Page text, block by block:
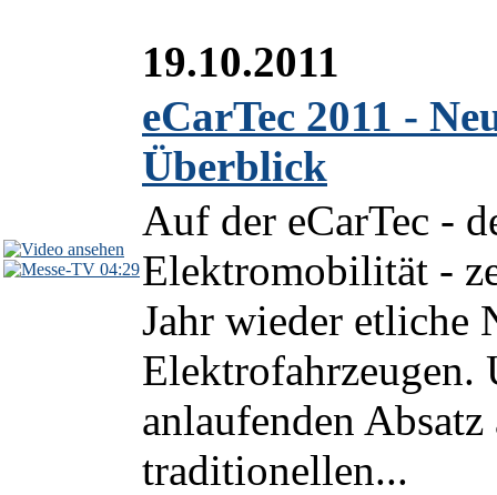
04:29
19.10.2011
eCarTec 2011 -
Überblick
Auf der eCarTec -
Elektromobilität -
Jahr wieder etliche
Elektrofahrzeugen.
anlaufenden
traditionellen...